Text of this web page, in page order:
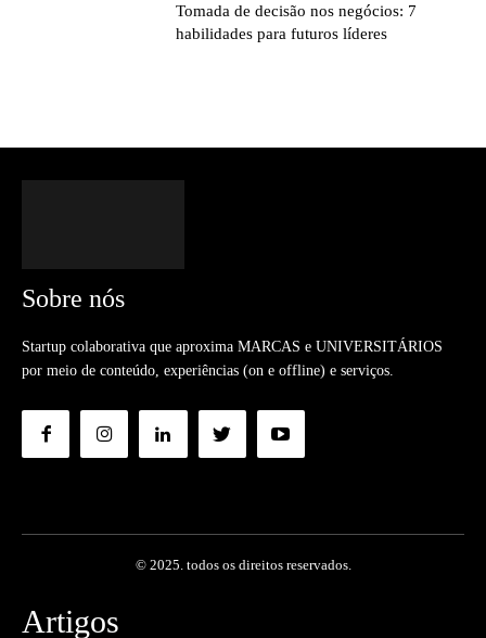
Tomada de decisão nos negócios: 7
habilidades para futuros líderes
Sobre nós
Startup colaborativa que aproxima MARCAS e UNIVERSITÁRIOS
por meio de conteúdo, experiências (on e offline) e serviços.
© 2025. todos os direitos reservados.
Artigos